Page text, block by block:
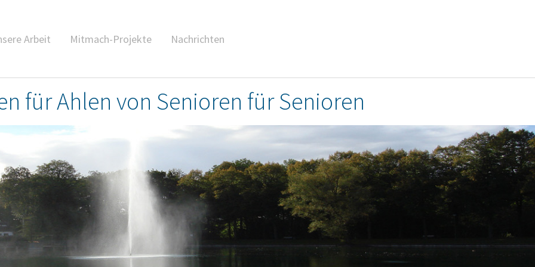
Arbeit Mitmach-Projekte Nachrichten
für Ahlen von Senioren für Senioren